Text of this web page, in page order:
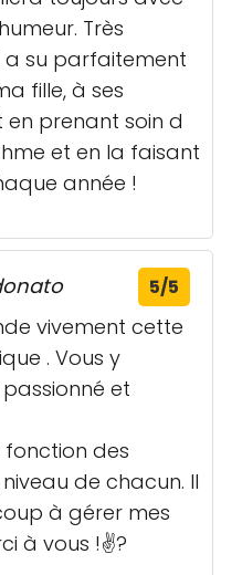
Très
su parfaitement
fille, à ses
prenant soin d
et en la faisant
année !
5/5
vivement cette
. Vous y
et
des
de chacun. Il
à gérer mes
à vous !✌️?